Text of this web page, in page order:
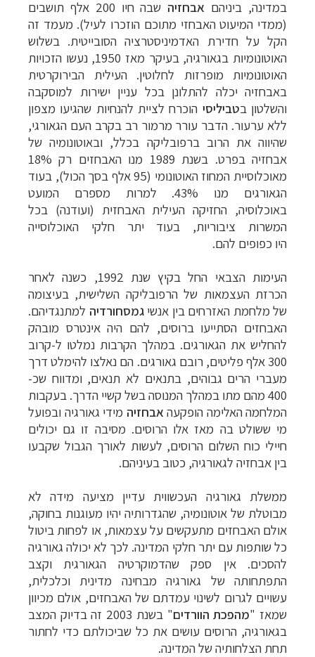
במדינה, ביניהם אבחזיה שבה
חיו 200 אלף תושבים
(ממדי המיעוט האבחזי מתוכם הוזכרו לעיל). מעמד זה
הקל על חדירת האדמיניסטרציה הסובייטית. בשלוש
האוטונומיות בגאורגיה, בעיקר מאז 1950, נעשו
הזכויות
האוטונומיות מופרזות לחלוטין. העילית הבירוקרטית
באבחזיה יכלה להתלונן בכל עניין ישירות למוסקבה
והשלטון בטביליסי הוכרח לציית להנחיות שהגיעו מצפון
ללא ערעור. הדבר עורר מרמור רב בקרב העם הגאורגי,
שהיווה את הרוב ברפובליקה בכלל, ובאוטונומיה של
אבחזיה בפרט. בשנת 1989 מנו האבחזים רק 18%
מאוכלוסיית המחוז
האוטונומי (95 אלף בסך הכול), בעוד
הגאורגים מנו 43%. למרות מספרם המועט
באוכלוסיה, החזיקה העילית האבחזית (ועודנה) בכל
המשרות ציבוריות, בעוד יתר חלקי האוכלוסייה
היו כפופים להם.
העימות הצבאי החל בקיץ שנת 1992, כשנה לאחר
הכרזת העצמאות של הרפובליקה השלישית, בעיצומה
של מלחמת האזרחים בין אנשיגמסחורדיה למתנגדיהם.
האבחזים הסתייעו ברוסים, להם היה אינטרס מובהק
להחליש את הגאורגים. במהלך הקרבות נמלטו ל-קרוב
300 אלף פליטים, רובם גאורגים. הם נאלצו להימלט דרך
מעברי הרים גבוהים, בתנאים לא תנאים, ומדווח שכ-
400 מהם מתו במהלך המנוסה בשל קשיי הדרך. בעקבות
המלחמה האלימה הופקעה אבחזיה מידי גאורגיה ובפועל
מי ששולט בה מאז אלו הרוסים. מסיבה זו גם יכולים
חיילי כוח השלום הרוסים, לעשות לאורך הגבול שקבעו
בין אבחזיה לגאורגיה, כטוב בעיניהם.
ממשלת
גאורגיה העכשווית עדיין מציעה מידה לא
מבוטלת של אוטונומיה, שהגדרותיה יהיו מעוגנות בחוקה,
אולם האבחזים מתעקשים על עצמאות, או לפחות ביטול
כל שותפות עם יתר חלקי המדינה. לכך לא יכולה גאורגיה
להסכים. אין ספק שהדמוקרטיה הגאורגית וקצב
התפתחותה של גאורגיה מבחינה מדינית וכלכלית,
עשויים לגרום לשינוי עמדתם של האבחזים, אולם מכיוון
שמאז "מהפכת הוורדים
" בשנת 2003 זה בדיוק המצב
בגאורגיה, הרוסים עושים את כל שביכולתם כדי לחתור
תחת הצלחותיה של המדינה.
מסלולים מוכנים ב-11 יעדים – לחצו לבחירת המסלול
המתאים לכם »
מעטפת לוגיסטית מלאה: מלונות, רכב ופעילויות–
לחצו למידע נוסף »
מערכת ניווט חכמה וליווי לאורך כל הדרך–לחצו
להסבר על השירות »